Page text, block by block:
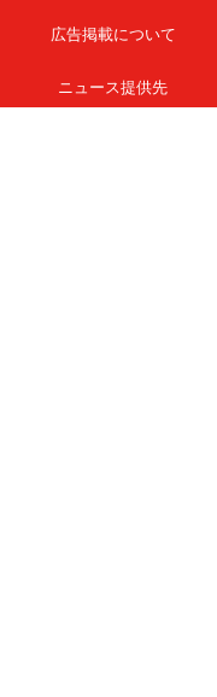
広告掲載について
ニュース提供先